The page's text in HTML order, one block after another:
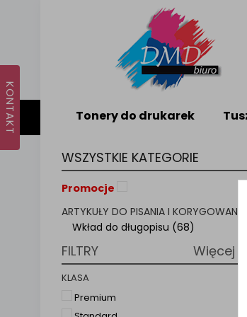
Tonery do drukarek
WSZYSTKIE KATEGORIE
Promocje
ARTYKUŁY DO PISANIA I KORYGOWANIA
Wkład do długopisu (68)
FILTRY Więcej
KLASA
Premium